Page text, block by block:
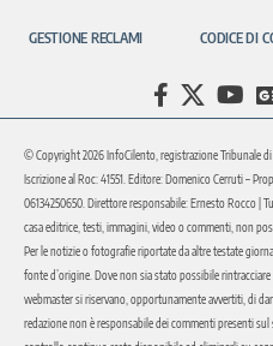
GESTIONE RECLAMI CODICE DI
© Copyright 2026 InfoCilento, registrazione Tribunale di
Iscrizione al Roc: 41551. Editore: Domenico Cerruti –
06134250650. Direttore responsabile: Ernesto Rocco |
casa editrice, testi, immagini, video o commenti, non
Per le notizie o fotografie riportate da altre testate
fonte d’origine. Dove non sia stato possibile
webmaster si riservano, opportunamente avvertiti, di
redazione non è responsabile dei commenti presenti